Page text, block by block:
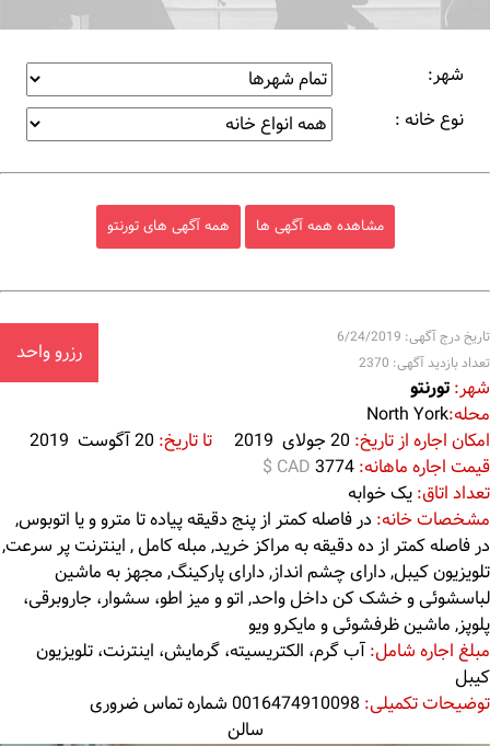
شهر:
نوع خانه :
مشاهده همه آگهی ها همه آگهی های تورنتو
رزرو واحد
تاریخ درج آگهی: 6/24/2019
تعداد بازدید آگهی: 2370
شهر:تورنتو
محله:North York
امکان اجاره از تاریخ: 20 جولای 2019 تا تاریخ: 20 آگوست 2019
قیمت اجاره ماهانه:
$ CAD
تعداد اتاق:یک خوابه
مشخصات خانه:در فاصله کمتر از پنج دقیقه پیاده تا مترو و یا اتوبوس,
در فاصله کمتر از ده دقیقه به مراکز خرید, مبله کامل , اینترنت پر سرعت,
تلویزیون کیبل, دارای چشم انداز, دارای پارکینگ, مجهز به ماشین
لباسشوئی و خشک کن داخل واحد, اتو و میز اطو، سشوار، جاروبرقی،
پلوپز, ماشین ظرفشوئی و مایکرو ویو
مبلغ اجاره شامل:آب گرم، الکتریسیته، گرمایش، اینترنت، تلویزیون
کیبل
توضیحات تکمیلی:
سالن